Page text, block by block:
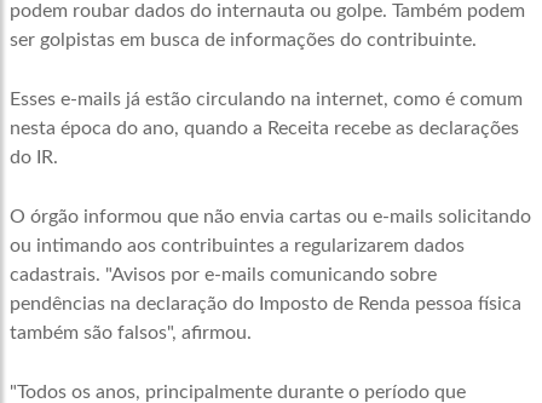
podem roubar dados do internauta ou golpe. Também podem
ser golpistas em busca de informações do contribuinte.
Esses e-mails já estão circulando na internet, como é comum
nesta época do ano, quando a Receita recebe as declarações
do IR.
O órgão informou que não envia cartas ou e-mails solicitando
ou intimando aos contribuintes a regularizarem dados
cadastrais. "Avisos por e-mails comunicando sobre
pendências na declaração do Imposto de Renda pessoa física
também são falsos", afirmou.
"Todos os anos, principalmente durante o período que